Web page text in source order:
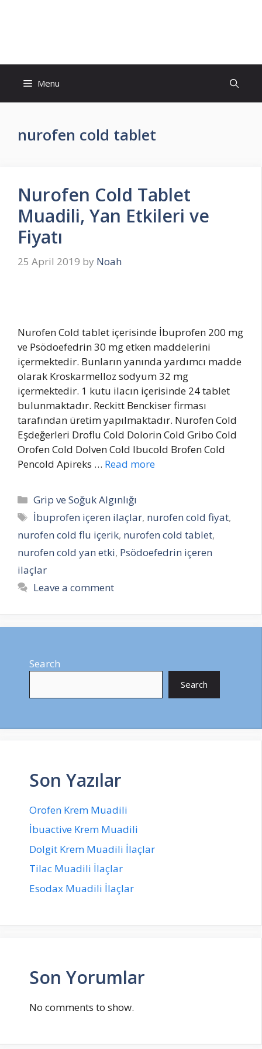
Menu
nurofen cold tablet
Nurofen Cold Tablet
Muadili, Yan Etkileri ve
Fiyatı
25 April 2019 by Noah
Nurofen Cold tablet içerisinde İbuprofen 200 mg
ve Psödoefedrin 30 mg etken maddelerini
içermektedir. Bunların yanında yardımcı madde
olarak Kroskarmelloz sodyum 32 mg
içermektedir. 1 kutu ilacın içerisinde 24 tablet
bulunmaktadır. Reckitt Benckiser firması
tarafından üretim yapılmaktadır. Nurofen Cold
Eşdeğerleri Droflu Cold Dolorin Cold Gribo Cold
Orofen Cold Dolven Cold Ibucold Brofen Cold
Pencold Apireks … Read more
Categories
Grip ve Soğuk Algınlığı
Tags
İbuprofen içeren ilaçlar, nurofen cold fiyat,
nurofen cold flu içerik, nurofen cold tablet,
nurofen cold yan etki, Psödoefedrin içeren
ilaçlar
Leave a comment
Search
Search
Son Yazılar
Orofen Krem Muadili
İbuactive Krem Muadili
Dolgit Krem Muadili İlaçlar
Tilac Muadili İlaçlar
Esodax Muadili İlaçlar
Son Yorumlar
No comments to show.